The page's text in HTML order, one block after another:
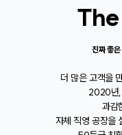
진짜 좋
더 많은 고객을
2020년,
과감
자체 직영 공장을